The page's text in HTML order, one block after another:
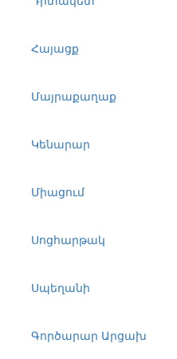
Հայացք
Մայրաքաղաք
Կենարար
Միացում
Սոցհարթակ
Սպեղանի
Գործարար Արցախ